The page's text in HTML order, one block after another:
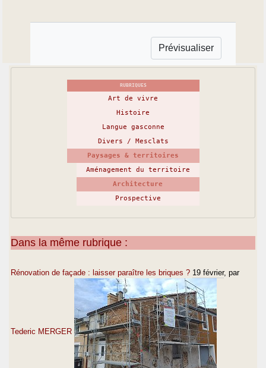
RUBRIQUES
Art de vivre
Histoire
Langue gasconne
Divers / Mesclats
Paysages & territoires
Aménagement du territoire
Architecture
Prospective
Dans la même rubrique :
Rénovation de façade : laisser paraître les briques ? 19 février, par
Tederic MERGER